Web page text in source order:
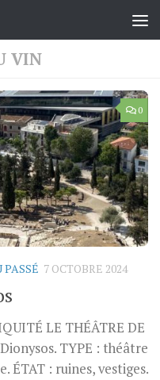
VIN
0
7 OCTOBRE 2024
LE THÉÂTRE DE
TYPE : théâtre
ÉTAT : ruines, vestiges.